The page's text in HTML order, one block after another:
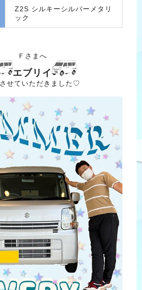
Z2S シルキーシルバーメタリ
ック
Ｆさまへ
エブリイ
せていただきました♡